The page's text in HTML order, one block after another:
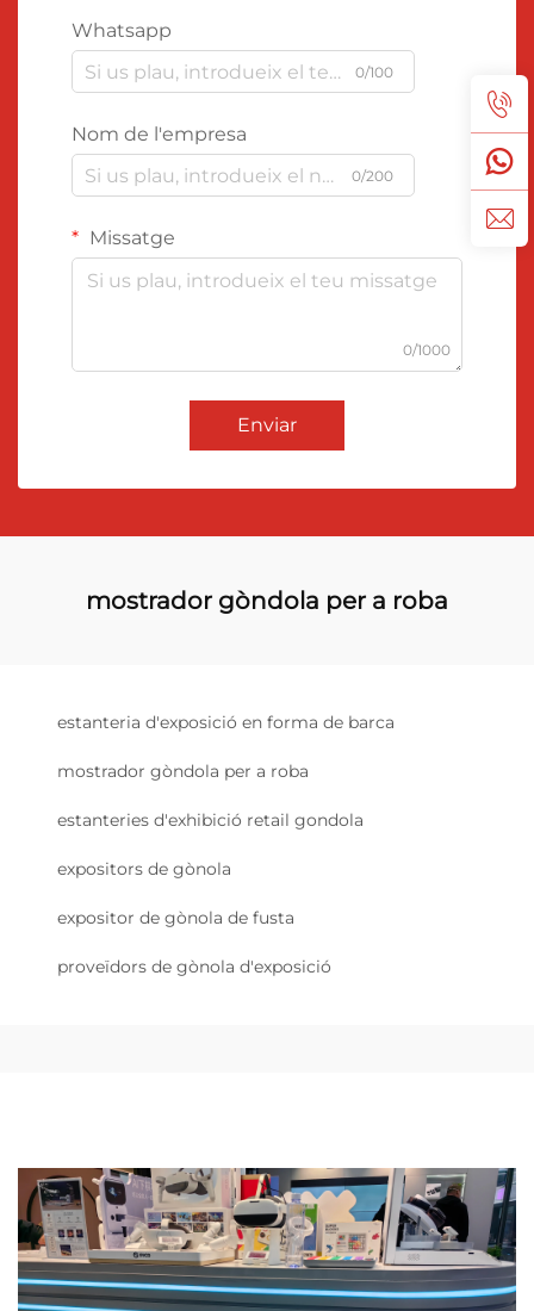
Whatsapp
0/100
Nom de l'empresa
0/200
Missatge
0/1000
Enviar
mostrador gòndola per a roba
estanteria d'exposició en forma de barca
mostrador gòndola per a roba
estanteries d'exhibició retail gondola
expositors de gònola
expositor de gònola de fusta
proveïdors de gònola d'exposició